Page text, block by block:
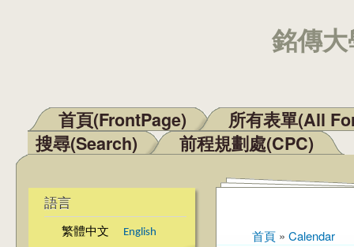
銘傳
主選單
首頁(FrontPage)
所有表單(All
搜尋(Search)
前程規劃處(CPC)
語言
繁體中文 English 首頁 » Calendar